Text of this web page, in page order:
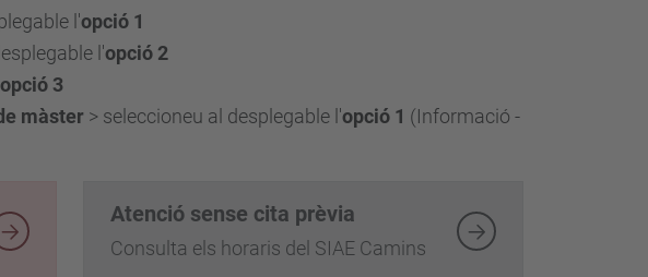
l'opció 1
l'opció 2
opció 3
màster > seleccioneu al desplegable l'opció 1 (Informació -
Atenció sense cita prèvia
Consulta els horaris del SIAE Camins